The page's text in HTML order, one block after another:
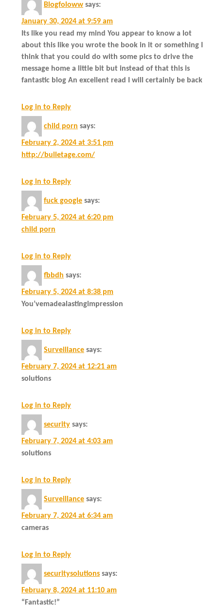
Blogfoloww says:
January 30, 2024 at 9:59 am
Its like you read my mind You appear to know a lot
about this like you wrote the book in it or something I
think that you could do with some pics to drive the
message home a little bit but instead of that this is
fantastic blog An excellent read I will certainly be back
Log in to Reply
child porn says:
February 2, 2024 at 3:51 pm
http://bulletage.com/
Log in to Reply
fuck google says:
February 5, 2024 at 6:20 pm
child porn
Log in to Reply
fbbdh says:
February 5, 2024 at 8:38 pm
You’vemadealastingimpression
Log in to Reply
Surveillance says:
February 7, 2024 at 12:21 am
solutions
Log in to Reply
security says:
February 7, 2024 at 4:03 am
solutions
Log in to Reply
Surveillance says:
February 7, 2024 at 6:34 am
cameras
Log in to Reply
securitysolutions says:
February 8, 2024 at 11:10 am
“Fantastic!”